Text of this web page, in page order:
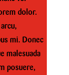
dolor.
mi. Donec
malesuada
posuere,